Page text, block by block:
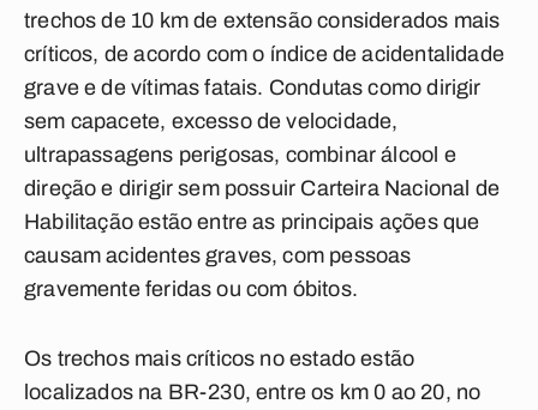
trechos de 10 km de extensão considerados mais
críticos, de acordo com o índice de acidentalidade
grave e de vítimas fatais. Condutas como dirigir
sem capacete, excesso de velocidade,
ultrapassagens perigosas, combinar álcool e
direção e dirigir sem possuir Carteira Nacional de
Habilitação estão entre as principais ações que
causam acidentes graves, com pessoas
gravemente feridas ou com óbitos.
Os trechos mais críticos no estado estão
localizados na BR-230, entre os km 0 ao 20, no